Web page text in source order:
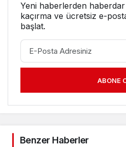
Yeni haberlerden haberdar
kaçırma ve ücretsiz e-
başlat.
ABONE
Benzer Haberler